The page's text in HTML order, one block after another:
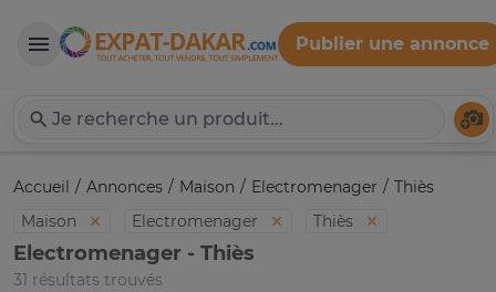
Expat-Dakar
Publier une annonce
Accueil Annonces Maison Electromenager
Thiès
Maison
Electromenager Thiès
Electromenager - Thiès
31 résultats trouvés